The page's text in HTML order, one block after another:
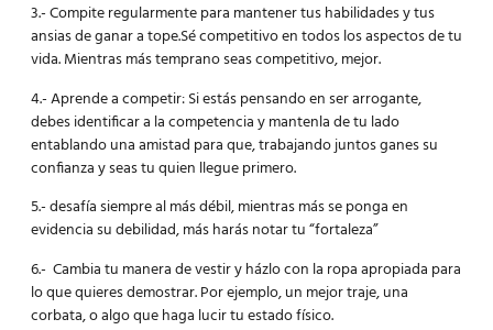
3.- Compite regularmente para mantener tus habilidades y tus
ansias de ganar a tope.Sé competitivo en todos los aspectos de tu
vida. Mientras más temprano seas competitivo, mejor.
4.- Aprende a competir: Si estás pensando en ser arrogante,
debes identificar a la competencia y mantenla de tu lado
entablando una amistad para que, trabajando juntos ganes su
confianza y seas tu quien llegue primero.
5.- desafía siempre al más débil, mientras más se ponga en
evidencia su debilidad, más harás notar tu “fortaleza”
6.- Cambia tu manera de vestir y házlo con la ropa apropiada para
lo que quieres demostrar. Por ejemplo, un mejor traje, una
corbata, o algo que haga lucir tu estado físico.